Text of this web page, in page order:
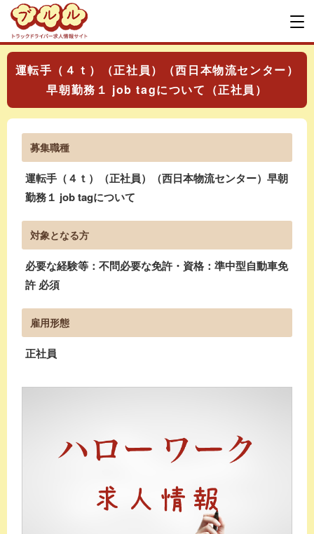
運転手（４ｔ）（正社員）（西日本物流センター）
早朝勤務１ job tagについて（正社員）
募集職種
運転手（４ｔ）（正社員）（西日本物流センター）早朝
勤務１ job tagについて
対象となる方
必要な経験等：不問必要な免許・資格：準中型自動車免
許 必須
雇用形態
正社員